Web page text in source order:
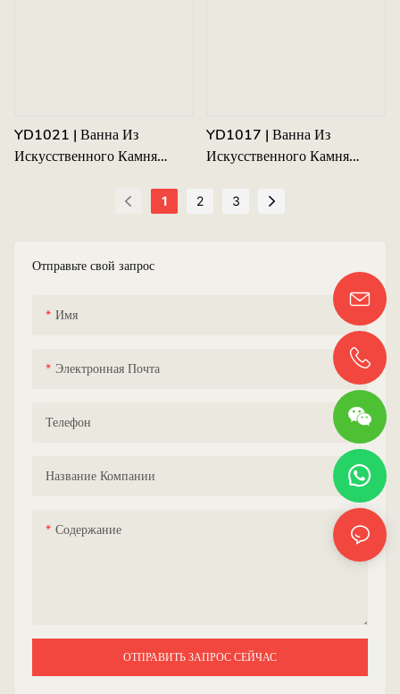
Отправьте свой запрос
Имя
Электронная Почта
Телефон
Название Компании
Содержание
ОТПРАВИТЬ ЗАПРОС СЕЙЧАС
YD1021 | Ванна Из
Искусственного Камня
YD1017 | Ванна Из
Искусственного Камня
1 2 3